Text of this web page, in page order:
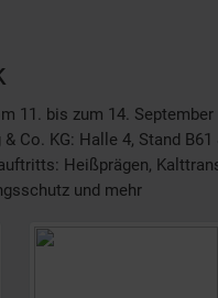
11. bis zum 14.
Co. KG: Halle 4, Stand B61
Heißprägen,
und mehr